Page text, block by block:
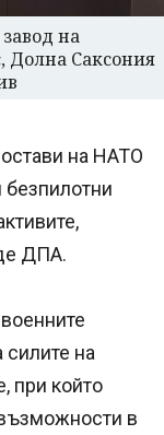
на
Долна Саксония
на НАТО
безпилотни
ДПА.
на
при който
в